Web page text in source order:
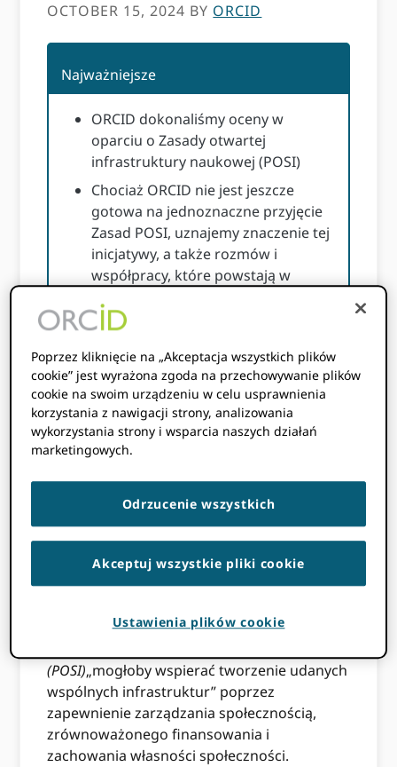
OCTOBER 15, 2024 BY ORCID
Najważniejsze
ORCID dokonaliśmy oceny w
oparciu o Zasady otwartej
infrastruktury naukowej (POSI)
Chociaż ORCID nie jest jeszcze
gotowa na jednoznaczne przyjęcie
Zasad POSI, uznajemy znaczenie tej
inicjatywy, a także rozmów i
współpracy, które powstają w
całą społeczność
grupą obecnych użytkowników
POSI i szerszą społecznością
infrastruktury naukowej w celu
dalszego rozwijania POSI w sposób
otwarty i przejrzysty
formułujący nowy zestaw zasad „na
podstawie których otwarte infrastruktury
wspierające społeczność badawczą mogłyby
oświadczyli, że zasady, które przedstawili,
(POSI)„mogłoby wspierać tworzenie udanych
wspólnych infrastruktur” poprzez
zapewnienie zarządzania społecznością,
zrównoważonego finansowania i
zachowania własności społeczności.
Poprzez kliknięcie na „Akceptacja wszystkich plików
cookie” jest wyrażona zgoda na przechowywanie plików
cookie na swoim urządzeniu w celu usprawnienia
korzystania z nawigacji strony, analizowania
wykorzystania strony i wsparcia naszych działań
marketingowych.
Odrzucenie wszystkich
Akceptuj wszystkie pliki cookie
Ustawienia plików cookie